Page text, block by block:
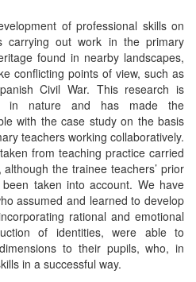
of professional skills on
carrying out work in the primary
found in nearby landscapes,
conflicting points of view, such as
Civil War. This research is
in nature and has made the
with the case study on the basis
teachers working collaboratively.
from teaching practice carried
the trainee teachers’ prior
taken into account. We have
assumed and learned to develop
rational and emotional
of identities, were able to
to their pupils, who, in
in a successful way.